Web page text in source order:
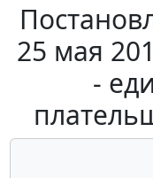
25 мая
-